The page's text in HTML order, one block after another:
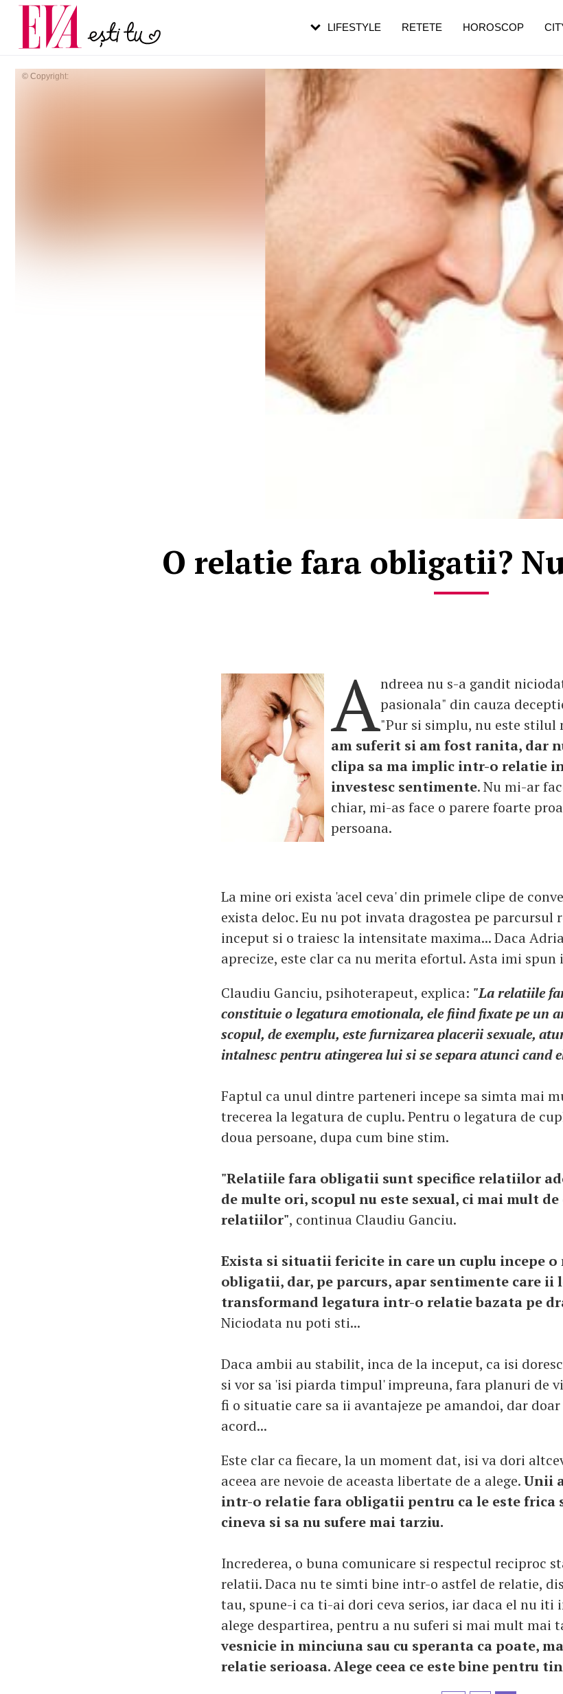
© Copyright:
O relatie fara obligatii?
Andreea nu s-a gandit
pasionala" din cauza
"Pur si simplu, nu este stilul
am suferit si am fost ranita, dar
clipa sa ma implic intr-o relatie
investesc sentimente. Nu mi-ar
chiar, mi-as face o parere foarte
persoana.
La mine ori exista 'acel ceva' din primele clipe de
exista deloc. Eu nu pot invata dragostea pe parcursul
inceput si o traiesc la intensitate maxima... Daca
aprecize, este clar ca nu merita efortul. Asta imi spun
Claudiu Ganciu, psihoterapeut, explica: "La relatiile
constituie o legatura emotionala, ele fiind fixate pe un
scopul, de exemplu, este furnizarea placerii sexuale,
intalnesc pentru atingerea lui si se separa atunci cand
Faptul ca unul dintre parteneri incepe sa simta mai
trecerea la legatura de cuplu. Pentru o legatura de
doua persoane, dupa cum bine stim.
"Relatiile fara obligatii sunt specifice relatiilor
de multe ori, scopul nu este sexual, ci mai mult
relatiilor", continua Claudiu Ganciu.
Exista si situatii fericite in care un cuplu incepe
obligatii, dar, pe parcurs, apar sentimente care ii
transformand legatura intr-o relatie bazata pe
Niciodata nu poti sti...
Daca ambii au stabilit, inca de la inceput, ca isi
si vor sa 'isi piarda timpul' impreuna, fara planuri de
fi o situatie care sa ii avantajeze pe amandoi, dar
acord...
Este clar ca fiecare, la un moment dat, isi va dori
aceea are nevoie de aceasta libertate de a alege.Unii
intr-o relatie fara obligatii pentru ca le este frica
cineva si sa nu sufere mai tarziu.
Increderea, o buna comunicare si respectul reciproc
relatii. Daca nu te simti bine intr-o astfel de relatie,
tau, spune-i ca ti-ai dori ceva serios, iar daca el nu iti
alege despartirea, pentru a nu suferi si mai mult mai
vesnicie in minciuna sau cu speranta ca poate,
relatie serioasa. Alege ceea ce este bine pentru
LIFESTYLE RETETE HOROSCOP
Carieră
Actualitate
pe măsură ce înaintezi în